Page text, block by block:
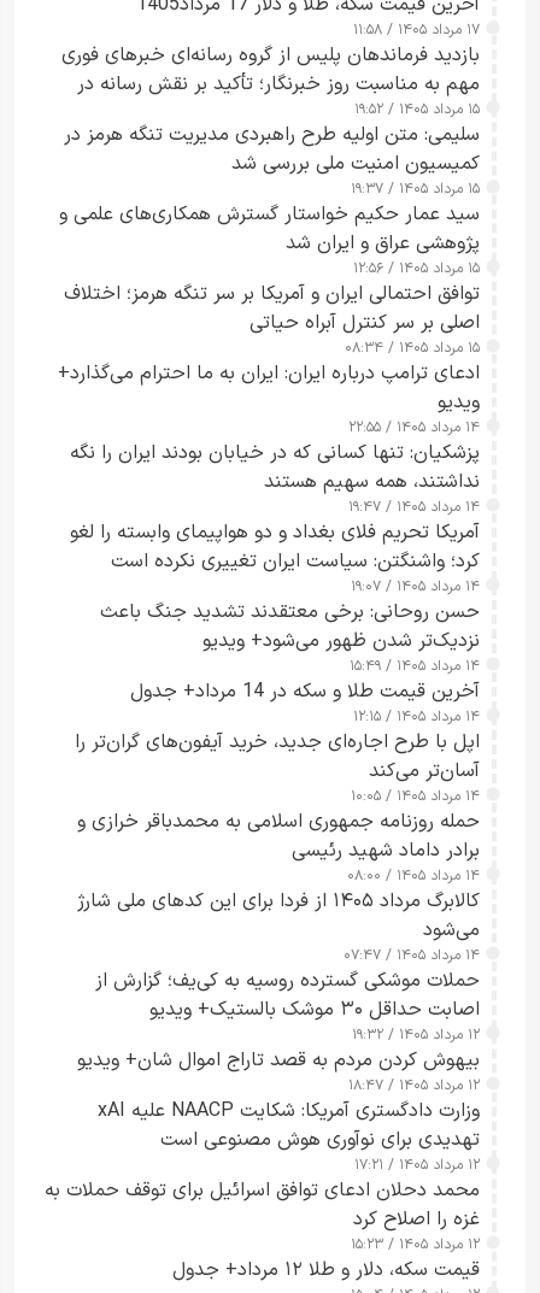
۱۷ مرداد ۱۴۰۵ / ۱۱:۵۸
بازدید فرماندهان پلیس از گروه رسانه‌ای خبرهای فوری
مهم به مناسبت روز خبرنگار؛ تأکید بر نقش رسانه در
تقویت امنیت و اعتماد عمومی
۱۵ مرداد ۱۴۰۵ / ۱۹:۵۲
سلیمی: متن اولیه طرح راهبردی مدیریت تنگه هرمز در
کمیسیون امنیت ملی بررسی شد
۱۵ مرداد ۱۴۰۵ / ۱۹:۳۷
سید عمار حکیم خواستار گسترش همکاری‌های علمی و
پژوهشی عراق و ایران شد
۱۵ مرداد ۱۴۰۵ / ۱۲:۵۶
توافق احتمالی ایران و آمریکا بر سر تنگه هرمز؛ اختلاف
اصلی بر سر کنترل آبراه حیاتی
۱۵ مرداد ۱۴۰۵ / ۰۸:۳۴
ادعای ترامپ درباره ایران: ایران به ما احترام می‌گذارد+
ویدیو
۱۴ مرداد ۱۴۰۵ / ۲۲:۵۵
پزشکیان: تنها کسانی که در خیابان بودند ایران را نگه
نداشتند، همه سهیم هستند
۱۴ مرداد ۱۴۰۵ / ۱۹:۴۷
آمریکا تحریم فلای بغداد و دو هواپیمای وابسته را لغو
کرد؛ واشنگتن: سیاست ایران تغییری نکرده است
۱۴ مرداد ۱۴۰۵ / ۱۹:۰۷
حسن روحانی: برخی معتقدند تشدید جنگ باعث
نزدیک‌تر شدن ظهور می‌شود+ ویدیو
۱۴ مرداد ۱۴۰۵ / ۱۵:۴۹
آخرین قیمت طلا و سکه در 14 مرداد+ جدول
۱۴ مرداد ۱۴۰۵ / ۱۲:۱۵
اپل با طرح اجاره‌ای جدید، خرید آیفون‌های گران‌تر را
آسان‌تر می‌کند
۱۴ مرداد ۱۴۰۵ / ۱۰:۰۵
حمله روزنامه جمهوری اسلامی به محمدباقر خرازی و
برادر داماد شهید رئیسی
۱۴ مرداد ۱۴۰۵ / ۰۸:۰۰
کالابرگ مرداد ۱۴۰۵ از فردا برای این کدهای ملی شارژ
می‌شود
۱۴ مرداد ۱۴۰۵ / ۰۷:۴۷
حملات موشکی گسترده روسیه به کی‌یف؛ گزارش از
اصابت حداقل ۳۰ موشک بالستیک+ ویدیو
۱۲ مرداد ۱۴۰۵ / ۱۹:۳۲
بیهوش کردن مردم به قصد تاراج اموال شان+ ویدیو
۱۲ مرداد ۱۴۰۵ / ۱۸:۴۷
وزارت دادگستری آمریکا: شکایت NAACP علیه xAI
تهدیدی برای نوآوری هوش مصنوعی است
۱۲ مرداد ۱۴۰۵ / ۱۷:۲۱
محمد دحلان ادعای توافق اسرائیل برای توقف حملات به
غزه را اصلاح کرد
۱۲ مرداد ۱۴۰۵ / ۱۵:۲۳
قیمت سکه، دلار و طلا ۱۲ مرداد+ جدول